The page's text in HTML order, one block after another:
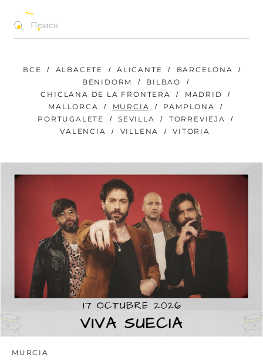
КОНЦЕРТЫ | ФЕСТИВАЛИ | МЕРОПРИЯТИЯ
ВСЕ ALBACETE ALICANTE
BARCELONA
BENIDORM
BILBAO
CHICLANA DE LA FRONTERA
MADRID
MALLORCA
MURCIA
PAMPLONA
PORTUGALETE
SEVILLA
TORREVIEJA
VALENCIA
VILLENA VITORIA
MURCIA